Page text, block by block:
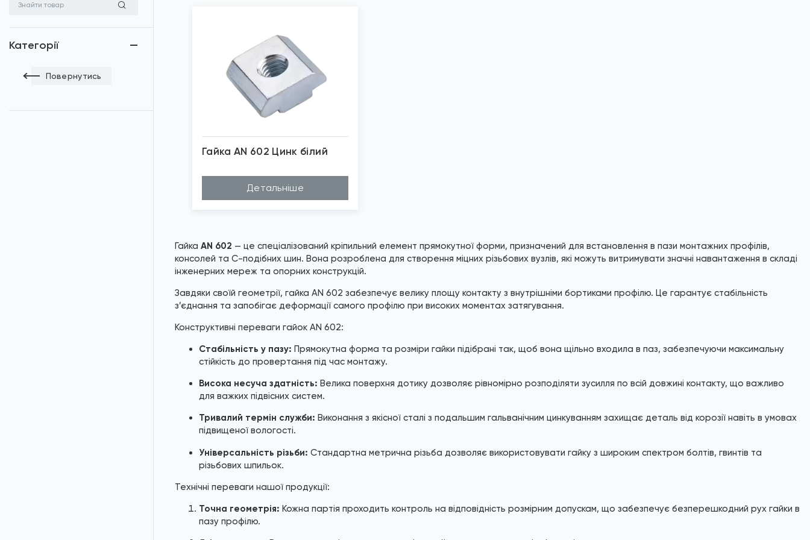
Категорії
Повернутись
Гайка AN 602 Цинк білий
Зображені фото є...
Детальніше
Гайка AN 602 — це спеціалізований кріпильний елемент прямокутної форми, призначений для встановлення в пази монтажних профілів,
консолей та С-подібних шин. Вона розроблена для створення міцних різьбових вузлів, які можуть витримувати значні навантаження в складі
інженерних мереж та опорних конструкцій.
Завдяки своїй геометрії, гайка AN 602 забезпечує велику площу контакту з внутрішніми бортиками профілю. Це гарантує стабільність
з’єднання та запобігає деформації самого профілю при високих моментах затягування.
Конструктивні переваги гайок AN 602:
Стабільність у пазу: Прямокутна форма та розміри гайки підібрані так, щоб вона щільно входила в паз, забезпечуючи максимальну
стійкість до провертання під час монтажу.
Висока несуча здатність: Велика поверхня дотику дозволяє рівномірно розподіляти зусилля по всій довжині контакту, що важливо
для важких підвісних систем.
Тривалий термін служби: Виконання з якісної сталі з подальшим гальванічним цинкуванням захищає деталь від корозії навіть в умовах
підвищеної вологості.
Універсальність різьби: Стандартна метрична різьба дозволяє використовувати гайку з широким спектром болтів, гвинтів та
різьбових шпильок.
Технічні переваги нашої продукції:
Точна геометрія: Кожна партія проходить контроль на відповідність розмірним допускам, що забезпечує безперешкодний рух гайки в
пазу профілю.